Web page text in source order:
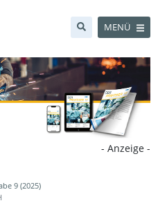
MENÜ
- Anzeige -
9 (2025)